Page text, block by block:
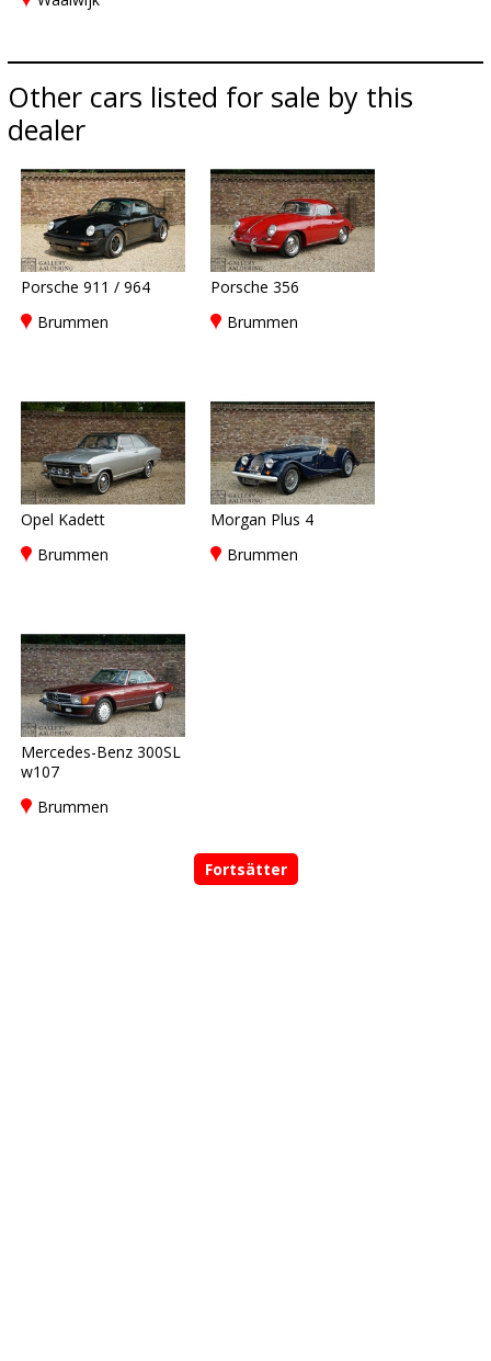
Other cars listed for sale by this
dealer
Porsche 911 / 964
Brummen
Porsche 356
Brummen
Opel Kadett
Brummen
Morgan Plus 4
Brummen
Mercedes-Benz 300SL
w107
Brummen
Fortsätter